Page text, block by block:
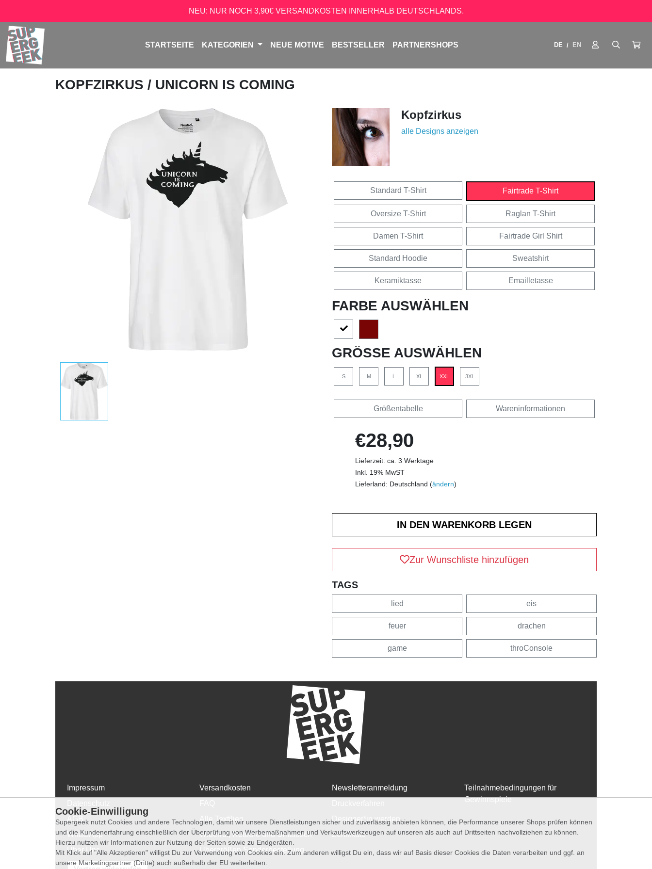
NEU: NUR NOCH 3,90€ VERSANDKOSTEN INNERHALB DEUTSCHLANDS.
STARTSEITE KATEGORIEN NEUE MOTIVE BESTSELLER PARTNERSHOPS DE / EN
KOPFZIRKUS / UNICORN IS COMING
Kopfzirkus
alle Designs anzeigen
Standard T-Shirt Fairtrade T-Shirt
Oversize T-Shirt Raglan T-Shirt
Damen T-Shirt Fairtrade Girl Shirt
Standard Hoodie Sweatshirt
Keramiktasse Emailletasse
FARBE AUSWÄHLEN
GRÖSSE AUSWÄHLEN
S M L XL XXL 3XL
Größentabelle Wareninformationen
€28,90
Lieferzeit: ca. 3 Werktage
Inkl. 19% MwST
Lieferland: Deutschland (ändern)
Zur Wunschliste hinzufügen
TAGS
lied eis
feuer drachen
game throConsole
Impressum
WhatsApp
Über Uns
Versandkosten
Alle Textilien
Widerruf, Retoure und Umtausch
Übergrößen Sonderbestellung
Newsletteranmeldung
Designer*in werden
Zertifikate
Teilnahmebedingungen für
Gewinnspiele
Cookie-Einwilligung
Supergeek nutzt Cookies und andere Technologien, damit wir unsere Dienstleistungen sicher und zuverlässig anbieten können, die Performance unserer Shops prüfen können
und die Kundenerfahrung einschließlich der Überprüfung von Werbemaßnahmen und Verkaufswerkzeugen auf unseren als auch auf Drittseiten nachvollziehen zu können.
Hierzu nutzen wir Informationen zur Nutzung der Seiten sowie zu Endgeräten.
Mit Klick auf "Alle Akzeptieren" willigst Du zur Verwendung von Cookies ein. Zum anderen willigst Du ein, dass wir auf Basis dieser Cookies die Daten verarbeiten und ggf. an
unsere Marketingpartner (Dritte) auch außerhalb der EU weiterleiten.